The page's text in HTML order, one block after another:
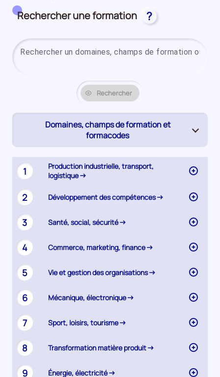
Rechercher une formation ?
Rechercher
Domaines, champs de formation et
formacodes
(page
1
Production industrielle, transport,
logistique
2 Développement des compétences
3 Santé, social, sécurité
4 Commerce, marketing, finance
5 Vie et gestion des organisations
6 Mécanique, électronique
7 Sport, loisirs, tourisme
8 Transformation matière produit
9 Énergie, électricité